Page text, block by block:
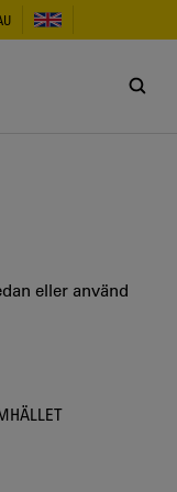
eller använd